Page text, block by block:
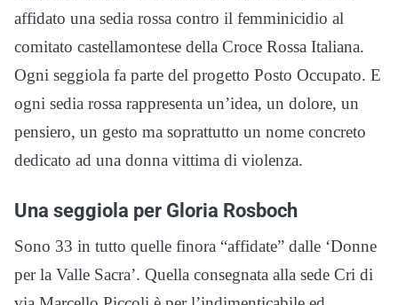
affidato una sedia rossa contro il femminicidio al
comitato castellamontese della Croce Rossa Italiana.
Ogni seggiola fa parte del progetto Posto Occupato. E
ogni sedia rossa rappresenta un’idea, un dolore, un
pensiero, un gesto ma soprattutto un nome concreto
dedicato ad una donna vittima di violenza.
Una seggiola per Gloria Rosboch
Sono 33 in tutto quelle finora “affidate” dalle ‘Donne
per la Valle Sacra’. Quella consegnata alla sede Cri di